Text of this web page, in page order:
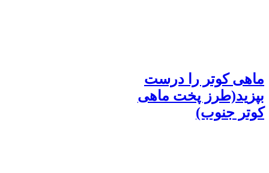
ماهی کوتر را درست
بپزید(طرز پخت ماهی
کوتر جنوب)